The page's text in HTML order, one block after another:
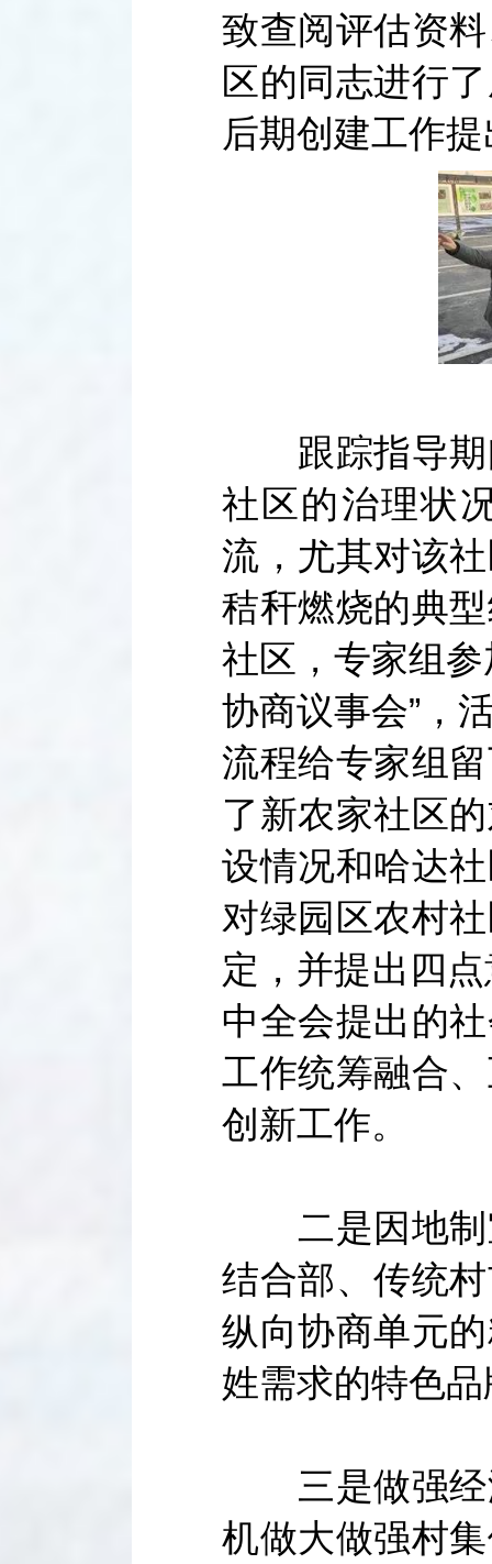
致查阅评估资
区的同志进行
后期创建工作
跟踪指导期
社区的治理状
流，尤其对该
秸秆燃烧的典
社区，专家组
协商议事会”，
流程给专家组
了新农家社区
设情况和哈达
对绿园区农村
定，并提出四
中全会提出的
工作统筹融合
创新工作。
二是因地制
结合部、传统
纵向协商单元
姓需求的特色
三是做强经
机做大做强村